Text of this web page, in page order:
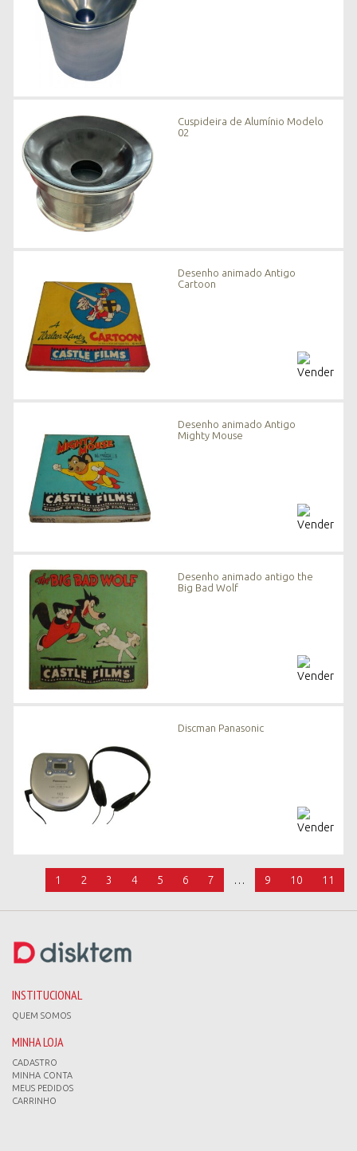
Cuspideira de Alumínio Modelo
02
Desenho animado Antigo
Cartoon
Desenho animado Antigo
Mighty Mouse
Desenho animado antigo the
Big Bad Wolf
Discman Panasonic
1 2 3 4 5 6 7 … 9 10 11
INSTITUCIONAL
QUEM SOMOS
MINHA LOJA
CADASTRO
MINHA CONTA
MEUS PEDIDOS
CARRINHO